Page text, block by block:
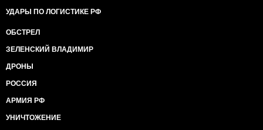
УДАРЫ ПО ЛОГИСТИКЕ РФ
ОБСТРЕЛ
ЗЕЛЕНСКИЙ ВЛАДИМИР
ДРОНЫ
РОССИЯ
АРМИЯ РФ
УНИЧТОЖЕНИЕ